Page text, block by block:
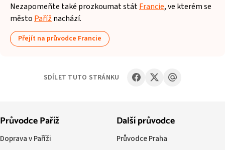
Nezapomeňte také prozkoumat státFrancie, ve kterém se
město Paříž nachází.
Přejít na průvodce Francie
SDÍLET TUTO STRÁNKU
Průvodce Paříž
Doprava v Paříži
Další průvodce
Průvodce Praha